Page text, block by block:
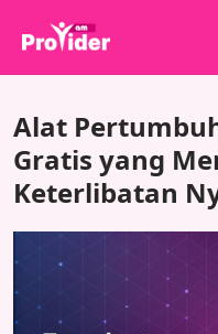
Tentang kami
Masuk
Daftar
Layanan
API
Alat
Gratis yang
Keterlibatan